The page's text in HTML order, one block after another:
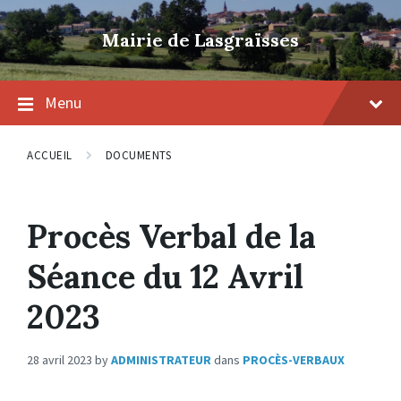
Skip
to
content
Skip
to
main
navigation
Skip
to
footer
Mairie de Lasgraïsses
Menu
ACCUEIL DOCUMENTS
Procès Verbal de la
Séance du 12 Avril
2023
28 avril 2023 byADMINISTRATEURdans PROCÈS-VERBAUX